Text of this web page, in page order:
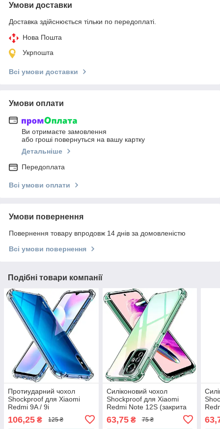
Умови доставки
Доставка здійснюється тільки по передоплаті.
Нова Пошта
Укрпошта
Всі умови доставки
Умови оплати
Ви отримаєте замовлення
або гроші повернуться на вашу картку
Детальніше
Передоплата
Всі умови оплати
Умови повернення
Повернення товару впродовж 14 днів за домовленістю
Всі умови повернення
Подібні товари компанії
Протиударний чохол
Shockproof для Xiaomi
Redmi 9A / 9i
106,25 ₴ 125 ₴
Силіконовий чохол
Shockproof для Xiaomi
Redmi Note 12S (закрита
63,75₴ 75 ₴